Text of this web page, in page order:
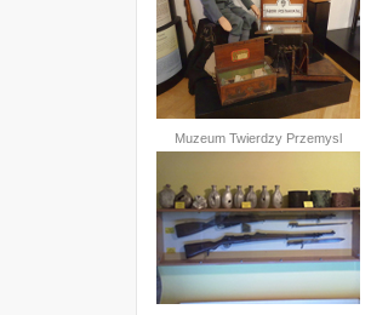
Muzeum Twierdzy Przemysl